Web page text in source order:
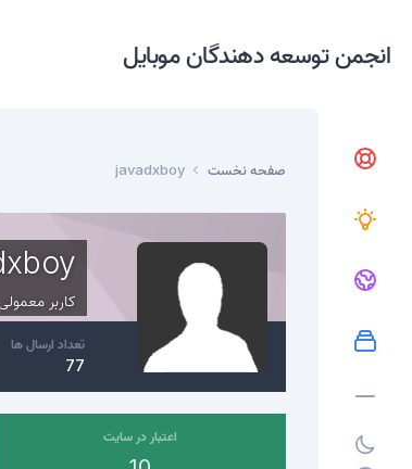
انجمن توسعه دهندگان موبایل
صفحه نخست javadxboy
کاربر معمولی
تعداد ارسال ها
77
اعتبار در سایت